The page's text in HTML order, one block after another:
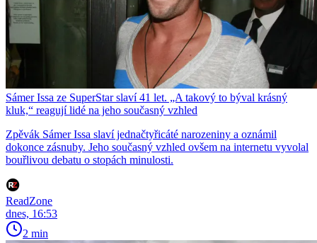
Sámer Issa ze SuperStar slaví 41 let. „A takový to býval krásný
kluk,“ reagují lidé na jeho současný vzhled
Zpěvák Sámer Issa slaví jednačtyřicáté narozeniny a oznámil
dokonce zásnuby. Jeho současný vzhled ovšem na internetu vyvolal
bouřlivou debatu o stopách minulosti.
ReadZone
dnes, 16:53
2 min